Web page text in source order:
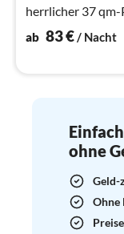
herrlicher 37 qm-
ist Im
ab 83€/ Nacht
ohne
Geld-
Ohne